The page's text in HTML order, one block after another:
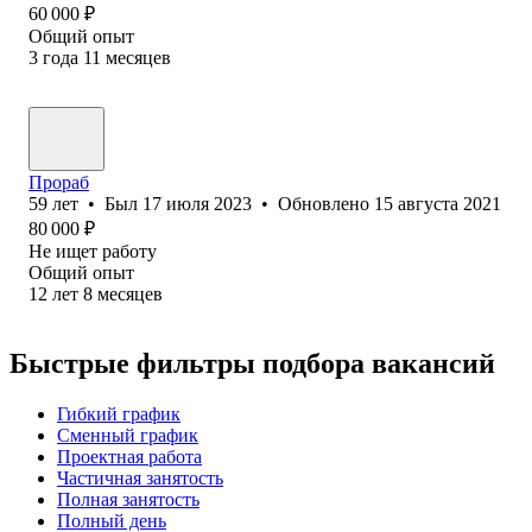
60 000 ₽
Общий опыт
3 года 11 месяцев
Прораб
59 лет • Был 17 июля 2023 • Обновлено 15 августа 2021
80 000 ₽
Не ищет работу
Общий опыт
12 лет 8 месяцев
Быстрые фильтры подбора вакансий
Гибкий график
Сменный график
Проектная работа
Частичная занятость
Полная занятость
Полный день